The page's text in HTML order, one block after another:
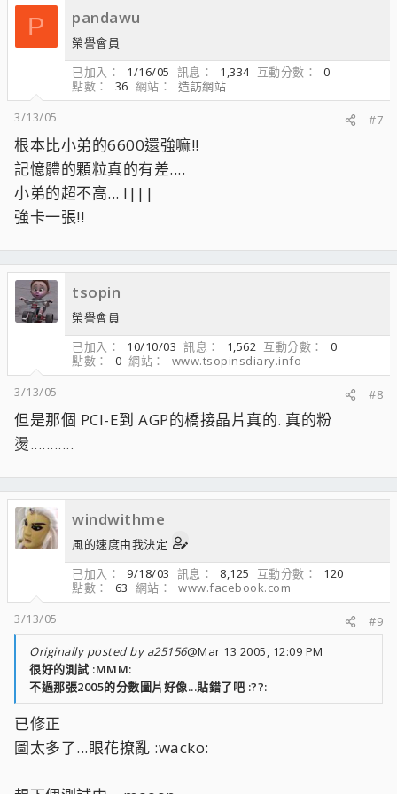
P pandawu
榮譽會員
已加入
1/16/05 訊息 1,334 互動分數
0
點數
36 網站
造訪網站
3/13/05
#7
根本比小弟的6600還強嘛!!
記憶體的顆粒真的有差....
小弟的超不高... l|||
強卡一張!!
tsopin
榮譽會員
已加入
10/10/03 訊息 1,562 互動分數
0
點數
0 網站
www.tsopinsdiary.info
3/13/05
#8
但是那個 PCI-E到 AGP的橋接晶片真的. 真的粉
燙...........
windwithme
風的速度由我決定
已加入
9/18/03 訊息 8,125 互動分數
120
點數
63 網站
www.facebook.com
3/13/05
#9
Originally posted by a25156@Mar 13 2005, 12:09 PM
很好的測試 :MMM:
不過那張2005的分數圖片好像...貼錯了吧 :??:
已修正
圖太多了...眼花撩亂 :wacko: